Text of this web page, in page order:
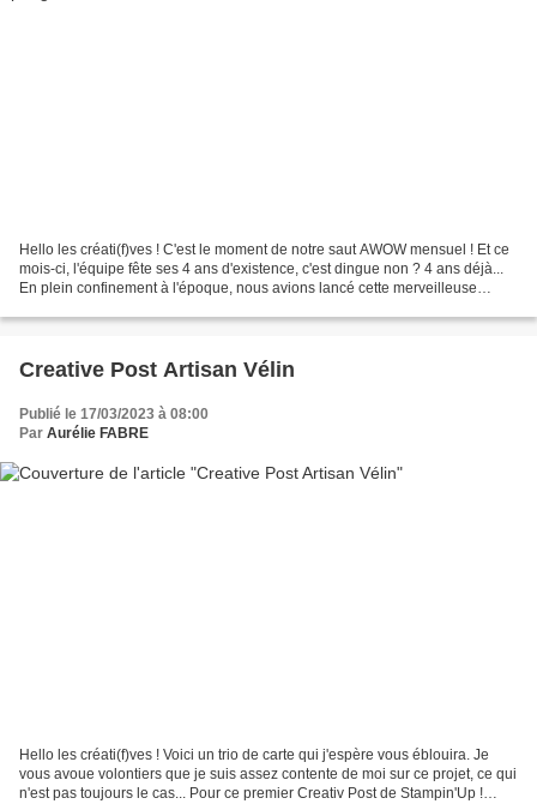
Hello les créati(f)ves ! C'est le moment de notre saut AWOW mensuel ! Et ce
mois-ci, l'équipe fête ses 4 ans d'existence, c'est dingue non ? 4 ans déjà...
En plein confinement à l'époque, nous avions lancé cette merveilleuse
Creative Post Artisan Vélin
Publié le 17/03/2023 à 08:00
Par Aurélie FABRE
Hello les créati(f)ves ! Voici un trio de carte qui j'espère vous éblouira. Je
vous avoue volontiers que je suis assez contente de moi sur ce projet, ce qui
n'est pas toujours le cas... Pour ce premier Creativ Post de Stampin'Up !